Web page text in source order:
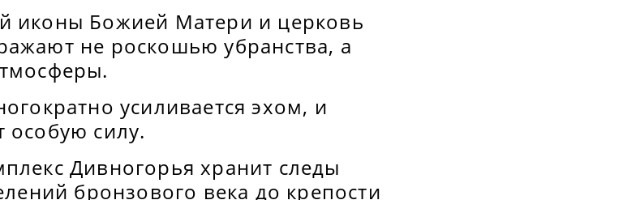
иконы Божией Матери и церковь
не роскошью убранства, а
усиливается эхом, и
особую силу.
Дивногорья хранит следы
бронзового века до крепости